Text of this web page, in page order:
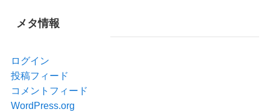
メタ情報
ログイン
投稿フィード
コメントフィード
WordPress.org